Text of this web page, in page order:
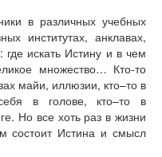
в различных учебных
институтах, анклавах,
где искать Истину и в чем
множество… Кто-то
майи, иллюзии, кто–то в
в голове, кто–то в
Но все хоть раз в жизни
состоит Истина и смысл